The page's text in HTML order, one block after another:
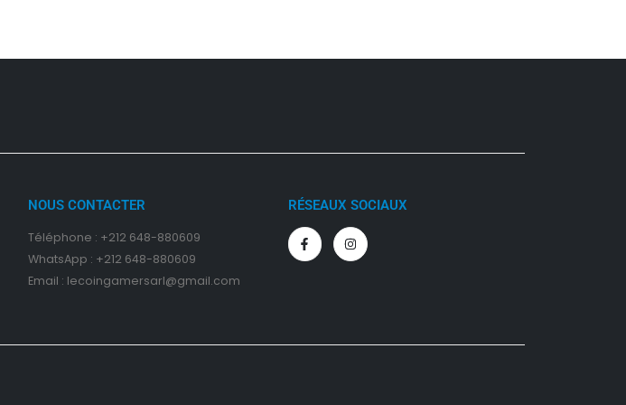
NOUS CONTACTER
Téléphone : +212 648-880609
WhatsApp : +212 648-880609
Email : lecoingamersarl@gmail.com
RÉSEAUX SOCIAUX